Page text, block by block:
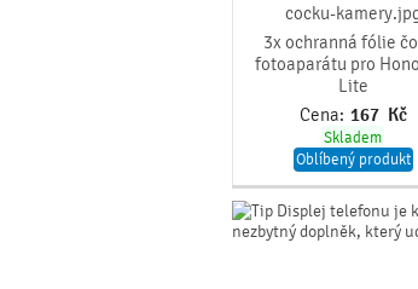
3x ochranná fólie
fotoaparátu pro
Lite
Cena: 167 Kč
Skladem
Oblíbený produkt
Displej telefonu je
nezbytný doplněk, který